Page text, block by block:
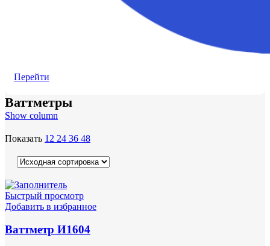
Перейти
Ваттметры
Show column
Показать 12 24 36 48
Быстрый просмотр
Добавить в избранное
Ваттметр И1604